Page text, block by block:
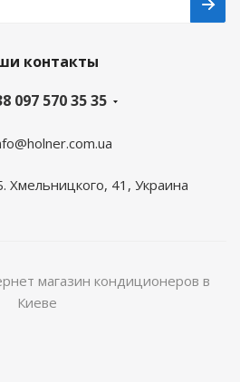
контакты
097 570 35 35
Хмельницкого, 41, Украина
магазин кондиционеров в
Киеве